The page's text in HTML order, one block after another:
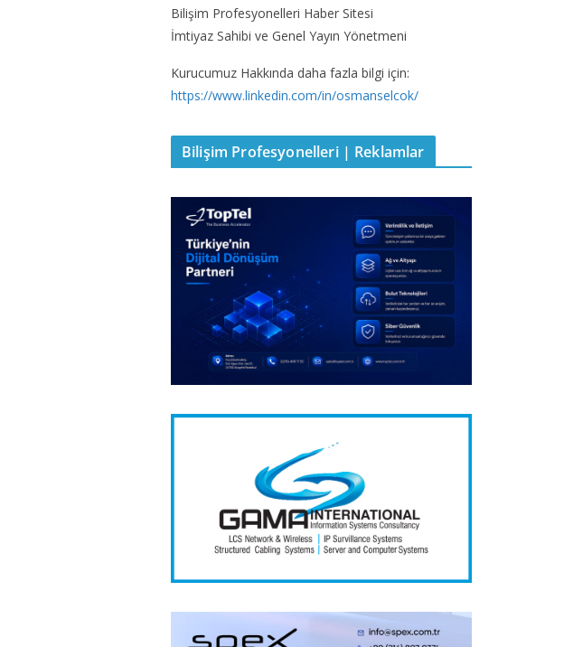
Bilişim Profesyonelleri Haber Sitesi
İmtiyaz Sahibi ve Genel Yayın Yönetmeni
Kurucumuz Hakkında daha fazla bilgi için:
https://www.linkedin.com/in/osmanselcok/
Bilişim Profesyonelleri | Reklamlar